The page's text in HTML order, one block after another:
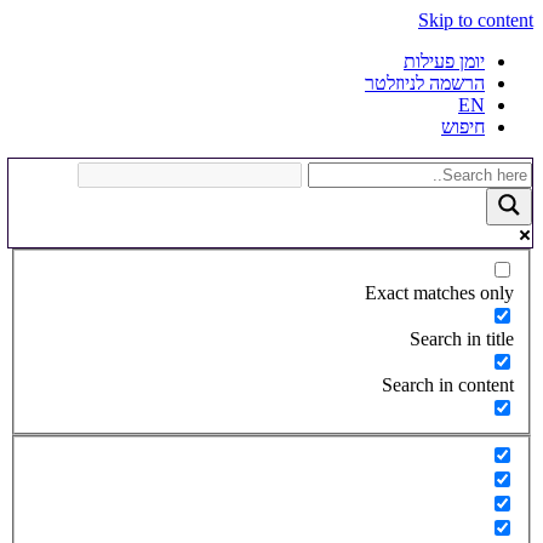
Skip to content
יומן פעילות
הרשמה לניוזלטר
EN
חיפוש
Exact matches only
Search in title
Search in content